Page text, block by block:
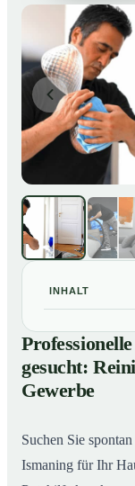
INHALT
01
Reinigung in
So einfach
gesucht:
Gewerbe
Suchen Sie
Ismaning für Ihr